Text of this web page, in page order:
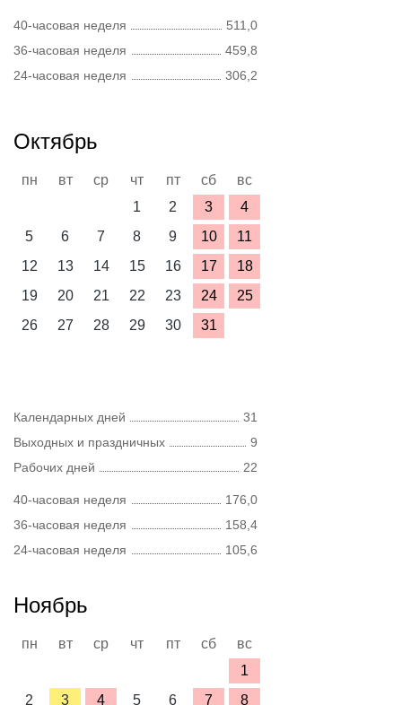
40-часовая неделя
511,0
36-часовая неделя
459,8
24-часовая неделя
306,2
Октябрь
пн вт ср чт пт сб
вс
1
2 3
4
5
6 7 8 9 10
11
12
13 14 15 16 17
18
19
20 21 22 23 24
25
26
27 28 29 30 31
Календарных дней
31
Выходных и праздничных
9
Рабочих дней
22
40-часовая неделя
176,0
36-часовая неделя
158,4
24-часовая неделя
105,6
Ноябрь
пн вт ср чт пт сб
вс
1
2
3 4 5 6 7 8